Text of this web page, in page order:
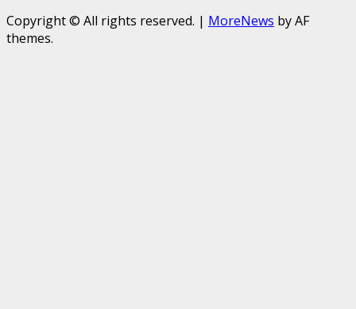
Copyright © All rights reserved. | MoreNews by AF
themes.